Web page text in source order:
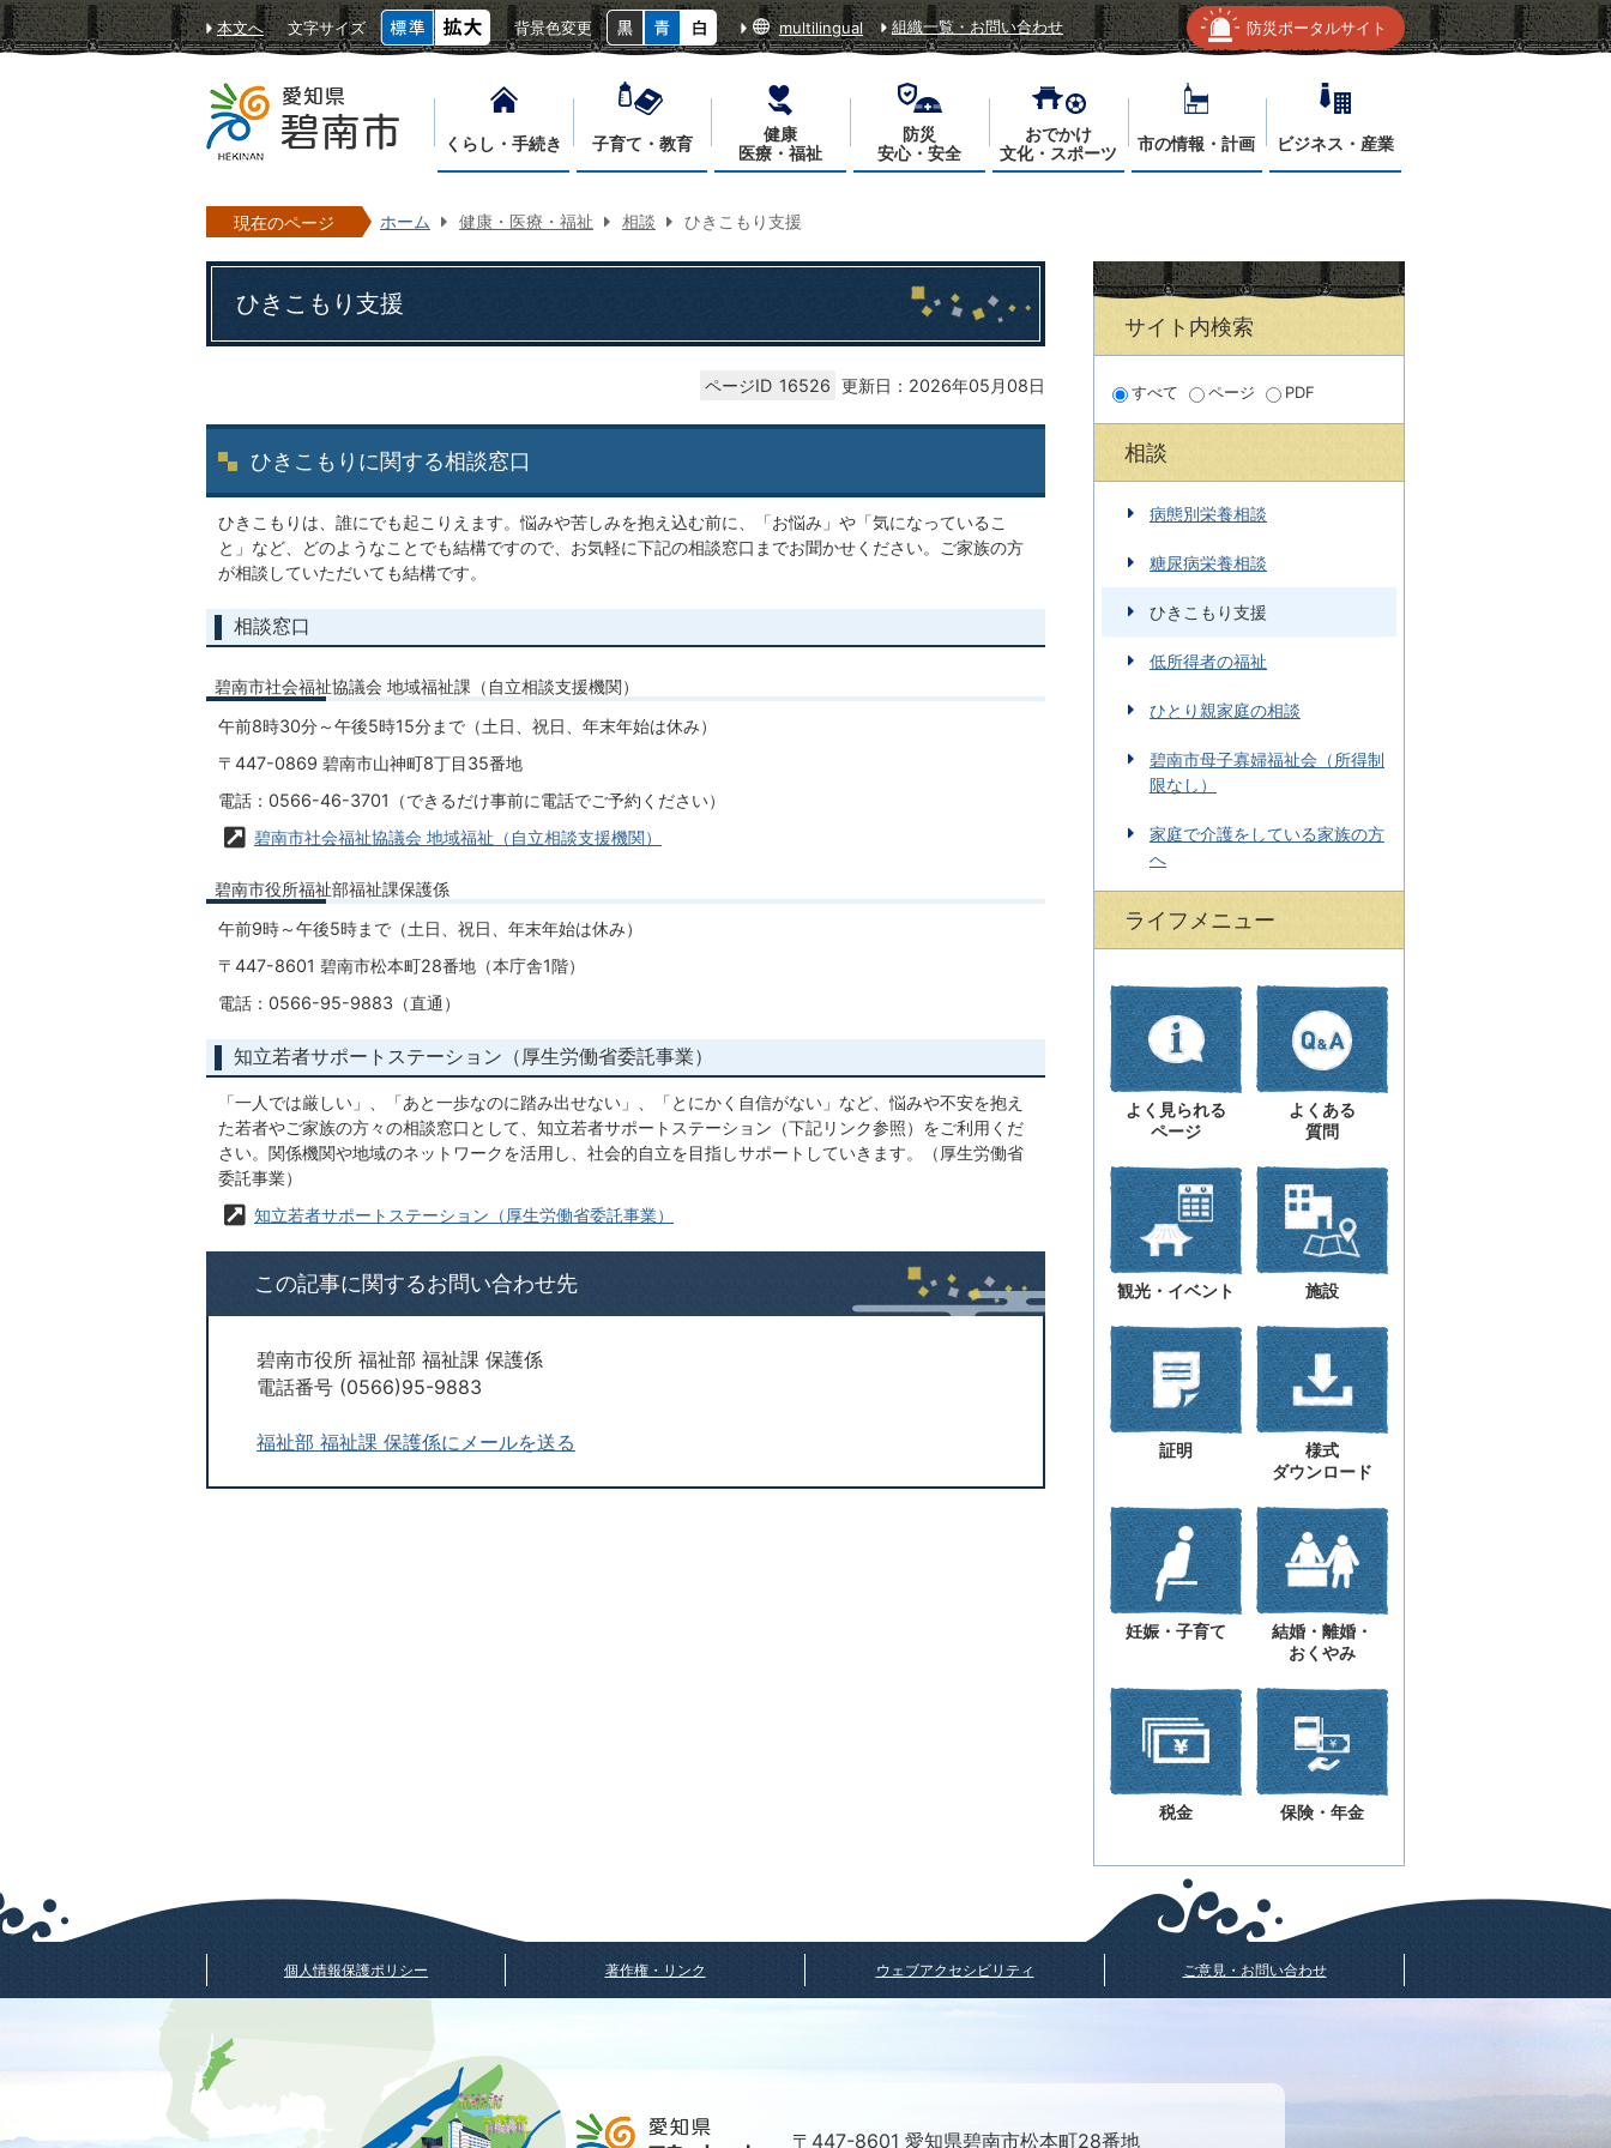
本文へ 文字サイズ 背景色変更 multilingual 組織一覧・お問い合わせ 防災ポータルサイト
くらし・手続き 子育て・教育
健康
医療・福祉
防災
安心・安全
おでかけ
文化・スポーツ
市の情報・計画 ビジネス・産業
現在のページ ホーム 健康・医療・福祉 相談 ひきこもり支援
ひきこもり支援
ページID 16526 更新日：2026年05月08日
ひきこもりに関する相談窓口
ひきこもりは、誰にでも起こりえます。悩みや苦しみを抱え込む前に、「お悩み」や「気になっているこ
と」など、どのようなことでも結構ですので、お気軽に下記の相談窓口までお聞かせください。ご家族の方
が相談していただいても結構です。
相談窓口
碧南市社会福祉協議会 地域福祉課（自立相談支援機関）
午前8時30分～午後5時15分まで（土日、祝日、年末年始は休み）
〒447-0869 碧南市山神町8丁目35番地
電話：0566-46-3701（できるだけ事前に電話でご予約ください）
碧南市社会福祉協議会 地域福祉（自立相談支援機関）
碧南市役所福祉部福祉課保護係
午前9時～午後5時まで（土日、祝日、年末年始は休み）
〒447-8601 碧南市松本町28番地（本庁舎1階）
電話：0566-95-9883（直通）
知立若者サポートステーション（厚生労働省委託事業）
「一人では厳しい」、「あと一歩なのに踏み出せない」、「とにかく自信がない」など、悩みや不安を抱え
た若者やご家族の方々の相談窓口として、知立若者サポートステーション（下記リンク参照）をご利用くだ
さい。関係機関や地域のネットワークを活用し、社会的自立を目指しサポートしていきます。（厚生労働省
委託事業）
知立若者サポートステーション（厚生労働省委託事業）
この記事に関するお問い合わせ先
碧南市役所 福祉部 福祉課 保護係
電話番号 (0566)95-9883
福祉部 福祉課 保護係にメールを送る
サイト内検索
すべて ページ PDF
相談
病態別栄養相談
糖尿病栄養相談
ひきこもり支援
低所得者の福祉
ひとり親家庭の相談
碧南市母子寡婦福祉会（所得制
限なし）
家庭で介護をしている家族の方
へ
ライフメニュー
よく見られる
ページ
よくある
質問
観光・イベント 施設
証明
様式
ダウンロード
妊娠・子育て
結婚・離婚・
おくやみ
税金 保険・年金
個人情報保護ポリシー 著作権・リンク ウェブアクセシビリティ ご意見・お問い合わせ
〒447-8601 愛知県碧南市松本町28番地